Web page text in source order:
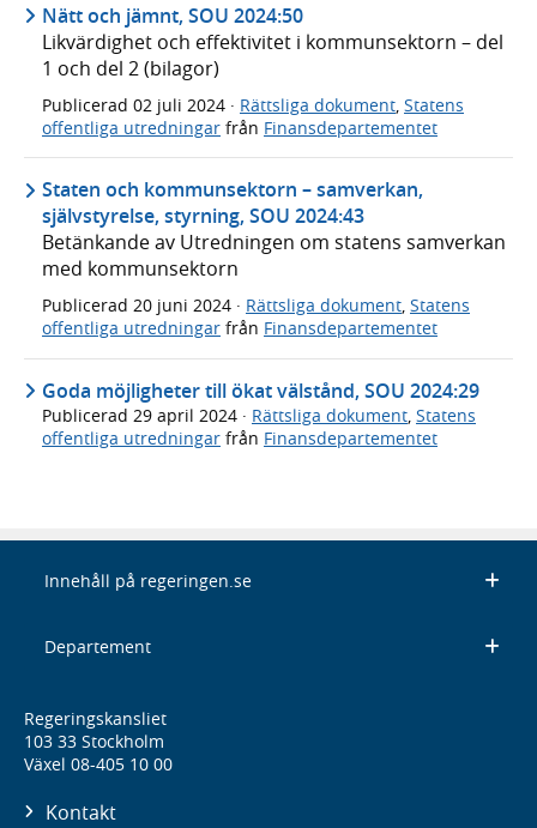
Nätt och jämnt, SOU 2024:50
Likvärdighet och effektivitet i kommunsektorn – del
1 och del 2 (bilagor)
Publicerad 02 juli 2024 · Rättsliga dokument, Statens
offentliga utredningar från Finansdepartementet
Staten och kommunsektorn – samverkan,
självstyrelse, styrning, SOU 2024:43
Betänkande av Utredningen om statens samverkan
med kommunsektorn
Publicerad 20 juni 2024 · Rättsliga dokument, Statens
offentliga utredningar från Finansdepartementet
Goda möjligheter till ökat välstånd, SOU 2024:29
Publicerad 29 april 2024 · Rättsliga dokument, Statens
offentliga utredningar från Finansdepartementet
Innehåll på regeringen.se
Departement
Regeringskansliet
103 33 Stockholm
Växel 08-405 10 00
Kontakt